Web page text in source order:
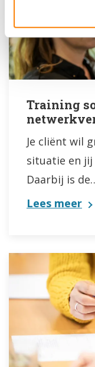
Training
Je cliënt wil
situatie en
Daarbij is
Lees meer